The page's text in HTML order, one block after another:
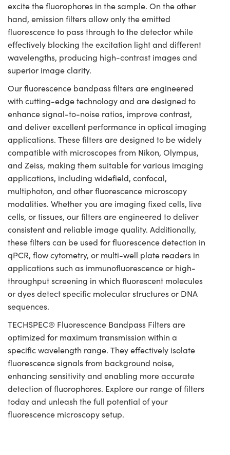
excite the fluorophores in the sample. On the other
hand, emission filters allow only the emitted
fluorescence to pass through to the detector while
effectively blocking the excitation light and different
wavelengths, producing high-contrast images and
superior image clarity.
Our fluorescence bandpass filters are engineered
with cutting-edge technology and are designed to
enhance signal-to-noise ratios, improve contrast,
and deliver excellent performance in optical imaging
applications. These filters are designed to be widely
compatible with microscopes from Nikon, Olympus,
and Zeiss, making them suitable for various imaging
applications, including widefield, confocal,
multiphoton, and other fluorescence microscopy
modalities. Whether you are imaging fixed cells, live
cells, or tissues, our filters are engineered to deliver
consistent and reliable image quality. Additionally,
these filters can be used for fluorescence detection in
qPCR, flow cytometry, or multi-well plate readers in
applications such as immunofluorescence or high-
throughput screening in which fluorescent molecules
or dyes detect specific molecular structures or DNA
sequences.
TECHSPEC® Fluorescence Bandpass Filters are
optimized for maximum transmission within a
specific wavelength range. They effectively isolate
fluorescence signals from background noise,
enhancing sensitivity and enabling more accurate
detection of fluorophores. Explore our range of filters
today and unleash the full potential of your
fluorescence microscopy setup.